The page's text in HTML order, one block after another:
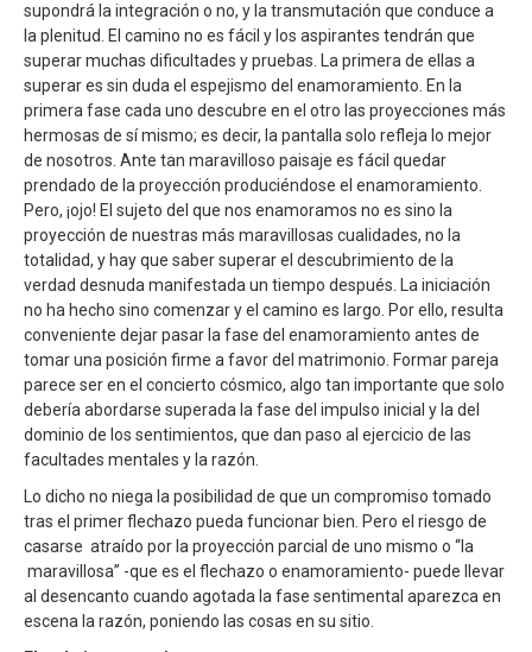
supondrá la integración o no, y la transmutación que conduce a
la plenitud. El camino no es fácil y los aspirantes tendrán que
superar muchas dificultades y pruebas. La primera de ellas a
superar es sin duda el espejismo del enamoramiento. En la
primera fase cada uno descubre en el otro las proyecciones más
hermosas de sí mismo; es decir, la pantalla solo refleja lo mejor
de nosotros. Ante tan maravilloso paisaje es fácil quedar
prendado de la proyección produciéndose el enamoramiento.
Pero, ¡ojo! El sujeto del que nos enamoramos no es sino la
proyección de nuestras más maravillosas cualidades, no la
totalidad, y hay que saber superar el descubrimiento de la
verdad desnuda manifestada un tiempo después. La iniciación
no ha hecho sino comenzar y el camino es largo. Por ello, resulta
conveniente dejar pasar la fase del enamoramiento antes de
tomar una posición firme a favor del matrimonio. Formar pareja
parece ser en el concierto cósmico, algo tan importante que solo
debería abordarse superada la fase del impulso inicial y la del
dominio de los sentimientos, que dan paso al ejercicio de las
facultades mentales y la razón.
Lo dicho no niega la posibilidad de que un compromiso tomado
tras el primer flechazo pueda funcionar bien. Pero el riesgo de
casarse atraído por la proyección parcial de uno mismo o “la
maravillosa” -que es el flechazo o enamoramiento- puede llevar
al desencanto cuando agotada la fase sentimental aparezca en
escena la razón, poniendo las cosas en su sitio.